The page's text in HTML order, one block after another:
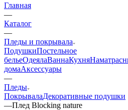
Главная
—
Каталог
—
Пледы и покрывала
ПодушкиПостельное
бельеОдеялаВаннаКухня
домаАксессуары
—
Пледы
ПокрывалаДекоративные подушки
—Плед Blocking nature